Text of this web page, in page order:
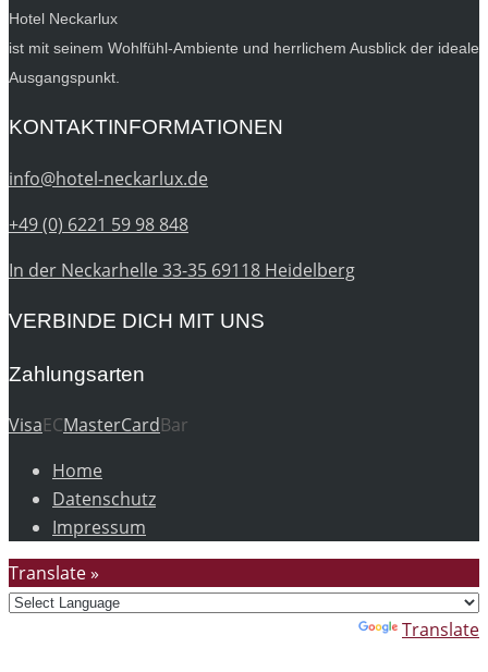
Hotel Neckarlux
ist mit seinem Wohlfühl-Ambiente und herrlichem Ausblick der ideale
Ausgangspunkt.
KONTAKTINFORMATIONEN
info@hotel-neckarlux.de
+49 (0) 6221 59 98 848
In der Neckarhelle 33-35 69118 Heidelberg
VERBINDE DICH MIT UNS
Zahlungsarten
VisaECMasterCardBar
Home
Datenschutz
Impressum
Translate »
Translate